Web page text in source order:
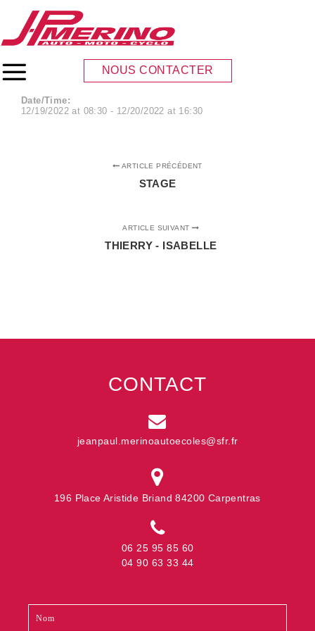
Menu principal
NOUS CONTACTER
STAGE
Date/Time:
12/19/2022 at 08:30 - 12/20/2022 at 16:30
ARTICLE PRÉCÉDENT
STAGE
ARTICLE SUIVANT
THIERRY - ISABELLE
CONTACT
jeanpaul.merinoautoecoles@sfr.fr
196 Place Aristide Briand 84200 Carpentras
06 25 95 85 60
04 90 63 33 44
footer
vous